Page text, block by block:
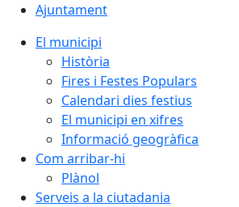
Ajuntament
El municipi
Història
Fires i Festes Populars
Calendari dies festius
El municipi en xifres
Informació geogràfica
Com arribar-hi
Plànol
Serveis a la ciutadania